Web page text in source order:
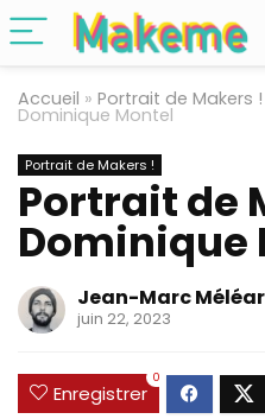
Accueil » Portrait de Makers !
Dominique Montel
Portrait de Makers !
Portrait de
Dominique
Jean-Marc
juin 22, 2023
Enregistrer
0